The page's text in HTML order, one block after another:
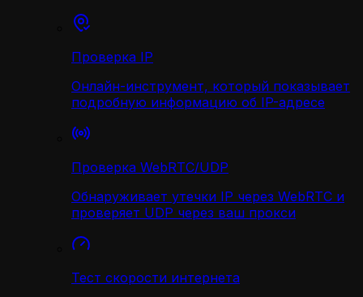
Проверка IP
Онлайн-инструмент, который показывает
подробную информацию об IP-адресе
Проверка WebRTC/UDP
Обнаруживает утечки IP через WebRTC и
проверяет UDP через ваш прокси
Тест скорости интернета